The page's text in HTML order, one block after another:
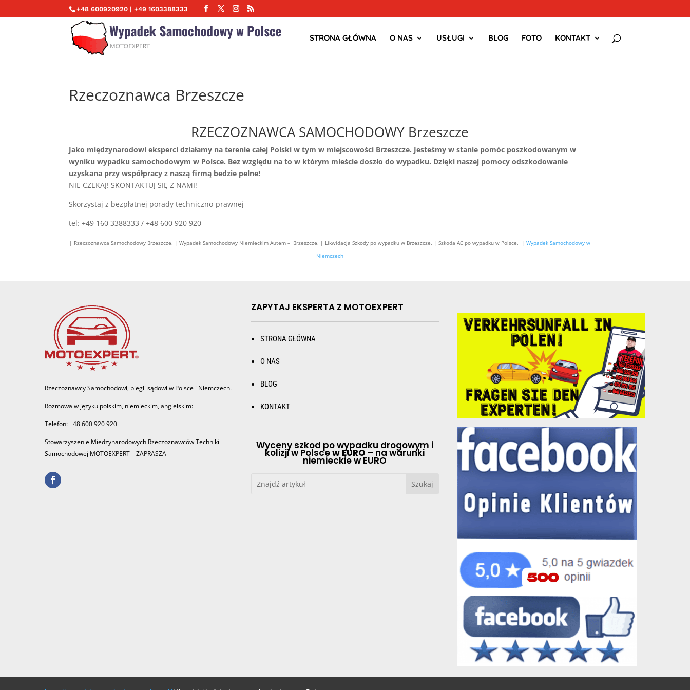
+48 600920920 | +49 1603388333
STRONA GŁÓWNA O NAS USŁUGI BLOG FOTO KONTAKT
Rzeczoznawca Brzeszcze
RZECZOZNAWCA SAMOCHODOWY Brzeszcze
Jako międzynarodowi eksperci działamy na terenie całej Polski w tym w miejscowości Brzeszcze. Jesteśmy w stanie pomóc poszkodowanym w
wyniku wypadku samochodowym w Polsce. Bez względu na to w którym mieście doszło do wypadku. Dzięki naszej pomocy odszkodowanie
uzyskana przy współpracy z naszą firmą bedzie pelne!
NIE CZEKAJ! SKONTAKTUJ SIĘ Z NAMI!
Skorzystaj z bezpłatnej porady techniczno-prawnej
tel: +49 160 3388333 / +48 600 920 920
| Rzeczoznawca Samochodowy Brzeszcze. | Wypadek Samochodowy Niemieckim Autem – Brzeszcze. | Likwidacja Szkody po wypadku w Brzeszcze. | Szkoda AC po wypadku w Polsce. | Wypadek Samochodowy w
Niemczech
Rzeczoznawcy Samochodowi, biegli sądowi w Polsce i Niemczech.
Rozmowa w języku polskim, niemieckim, angielskim:
Telefon: +48 600 920 920
Stowarzyszenie Miedzynarodowych Rzeczoznawców Techniki
Samochodowej MOTOEXPERT – ZAPRASZA
ZAPYTAJ EKSPERTA Z MOTOEXPERT
STRONA GŁÓWNA
O NAS
BLOG
KONTAKT
Wyceny szkod po wypadku drogowym i
kolizji w Polscew EURO – na warunki
niemieckie w EURO